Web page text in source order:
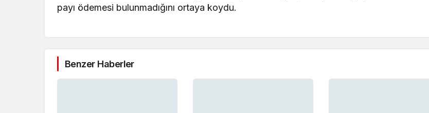
payı ödemesi bulunmadığını ortaya koydu.
Benzer Haberler